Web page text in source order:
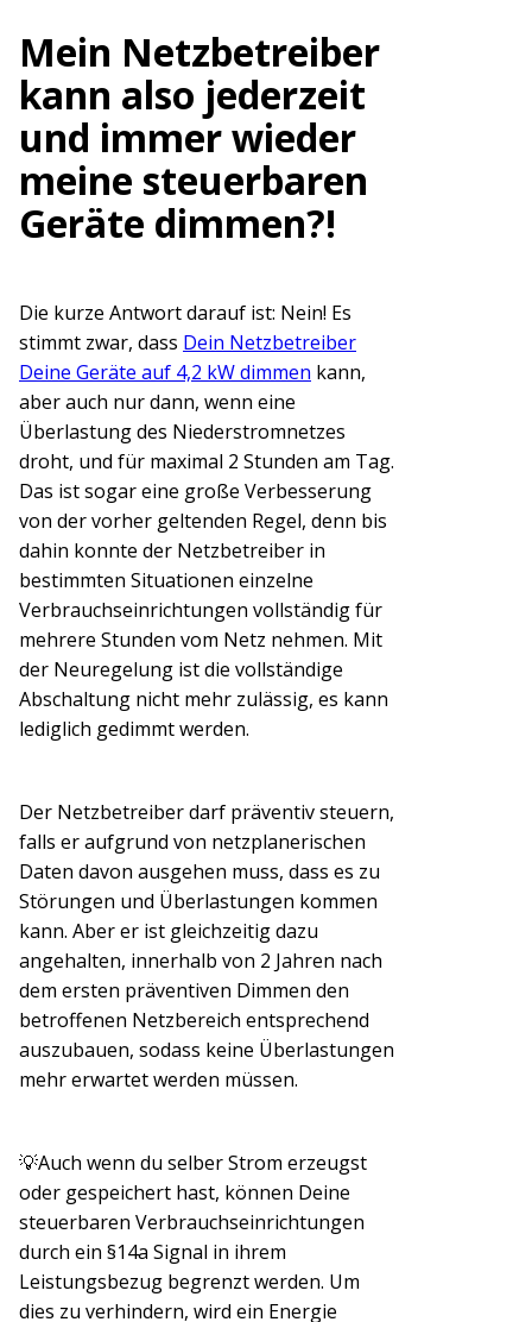
Mein Netzbetreiber
kann also jederzeit
und immer wieder
meine steuerbaren
Geräte dimmen?!
Die kurze Antwort darauf ist: Nein! Es
stimmt zwar, dass Dein Netzbetreiber
Deine Geräte auf 4,2 kW dimmen kann,
aber auch nur dann, wenn eine
Überlastung des Niederstromnetzes
droht, und für maximal 2 Stunden am Tag.
Das ist sogar eine große Verbesserung
von der vorher geltenden Regel, denn bis
dahin konnte der Netzbetreiber in
bestimmten Situationen einzelne
Verbrauchseinrichtungen vollständig für
mehrere Stunden vom Netz nehmen. Mit
der Neuregelung ist die vollständige
Abschaltung nicht mehr zulässig, es kann
lediglich gedimmt werden.
Der Netzbetreiber darf präventiv steuern,
falls er aufgrund von netzplanerischen
Daten davon ausgehen muss, dass es zu
Störungen und Überlastungen kommen
kann. Aber er ist gleichzeitig dazu
angehalten, innerhalb von 2 Jahren nach
dem ersten präventiven Dimmen den
betroffenen Netzbereich entsprechend
auszubauen, sodass keine Überlastungen
mehr erwartet werden müssen.
💡Auch wenn du selber Strom erzeugst
oder gespeichert hast, können Deine
steuerbaren Verbrauchseinrichtungen
durch ein §14a Signal in ihrem
Leistungsbezug begrenzt werden. Um
dies zu verhindern, wird ein Energie